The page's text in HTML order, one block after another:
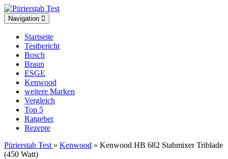
Toggle
navigation
Navigation
Startseite
Testbericht
Bosch
Braun
ESGE
Kenwood
weitere Marken
Vergleich
Top 5
Ratgeber
Rezepte
Pürierstab Test » Kenwood » Kenwood HB 682 Stabmixer Triblade
(450 Watt)